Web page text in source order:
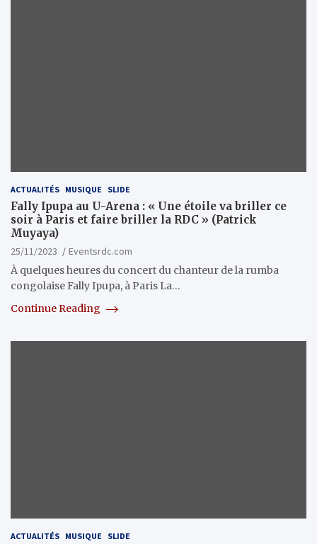
ACTUALITÉS MUSIQUE SLIDE
Fally Ipupa au U-Arena : « Une étoile va briller ce
soir à Paris et faire briller la RDC » (Patrick
Muyaya)
25/11/2023
Eventsrdc.com
À quelques heures du concert du chanteur de la rumba
congolaise Fally Ipupa, à Paris La…
Continue Reading
ACTUALITÉS MUSIQUE SLIDE